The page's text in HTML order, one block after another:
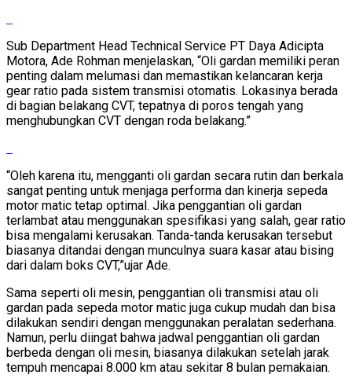
Sub Department Head Technical Service PT Daya Adicipta
Motora, Ade Rohman menjelaskan, “Oli gardan memiliki peran
penting dalam melumasi dan memastikan kelancaran kerja
gear ratio pada sistem transmisi otomatis. Lokasinya berada
di bagian belakang CVT, tepatnya di poros tengah yang
menghubungkan CVT dengan roda belakang.”
“Oleh karena itu, mengganti oli gardan secara rutin dan berkala
sangat penting untuk menjaga performa dan kinerja sepeda
motor matic tetap optimal. Jika penggantian oli gardan
terlambat atau menggunakan spesifikasi yang salah, gear ratio
bisa mengalami kerusakan. Tanda-tanda kerusakan tersebut
biasanya ditandai dengan munculnya suara kasar atau bising
dari dalam boks CVT,”ujar Ade.
Sama seperti oli mesin, penggantian oli transmisi atau oli
gardan pada sepeda motor matic juga cukup mudah dan bisa
dilakukan sendiri dengan menggunakan peralatan sederhana.
Namun, perlu diingat bahwa jadwal penggantian oli gardan
berbeda dengan oli mesin, biasanya dilakukan setelah jarak
tempuh mencapai 8.000 km atau sekitar 8 bulan pemakaian.